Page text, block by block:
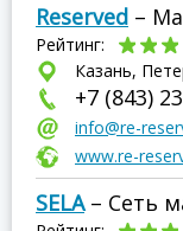
Reserved –
Рейтинг:
Казань,
+7 (843)
info@re-
www.re-
SELA– Сеть